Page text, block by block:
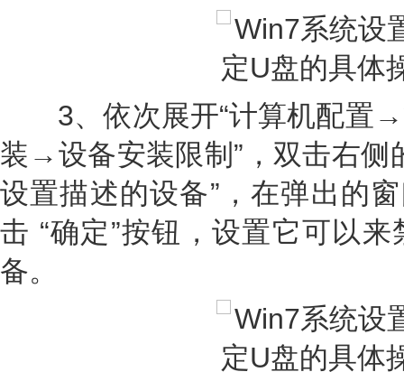
3、依次展开“计算机配置
装→设备安装限制”，双击右侧
设置描述的设备”，在弹出的
击 “确定”按钮，设置它可以
备。